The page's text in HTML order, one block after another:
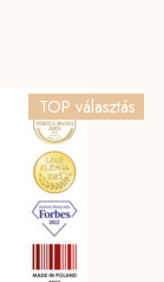
TOP választás